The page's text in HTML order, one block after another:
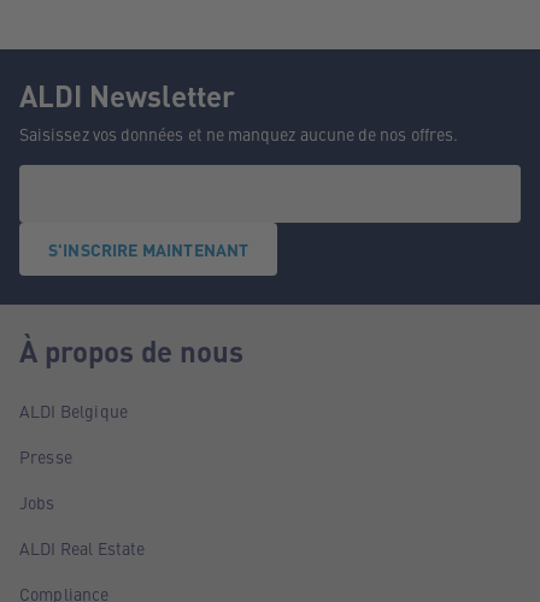
ALDI Newsletter
Saisissez vos données et ne manquez aucune de nos offres.
S'INSCRIRE MAINTENANT
À propos de nous
ALDI Belgique
Presse
Jobs
ALDI Real Estate
Compliance